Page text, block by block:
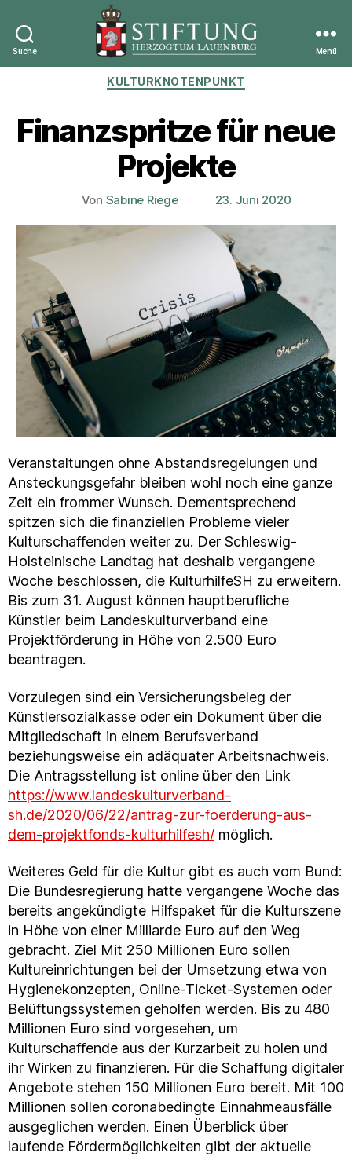
Suche
Stiftung
Herzogtum
Menü
Kategorien
KULTURKNOTENPUNKT
Finanzspritze für neue
Projekte
Beitragsautor
Von Sabine Riege Veröffentlichungsdatum
23. Juni 2020
Veranstaltungen ohne Abstandsregelungen und
Ansteckungsgefahr bleiben wohl noch eine ganze
Zeit ein frommer Wunsch. Dementsprechend
spitzen sich die finanziellen Probleme vieler
Kulturschaffenden weiter zu. Der Schleswig-
Holsteinische Landtag hat deshalb vergangene
Woche beschlossen, die KulturhilfeSH zu erweitern.
Bis zum 31. August können hauptberufliche
Künstler beim Landeskulturverband eine
Projektförderung in Höhe von 2.500 Euro
beantragen.
Vorzulegen sind ein Versicherungsbeleg der
Künstlersozialkasse oder ein Dokument über die
Mitgliedschaft in einem Berufsverband
beziehungsweise ein adäquater Arbeitsnachweis.
Die Antragsstellung ist online über den Link
https://www.landeskulturverband-
sh.de/2020/06/22/antrag-zur-foerderung-aus-
dem-projektfonds-kulturhilfesh/ möglich.
Weiteres Geld für die Kultur gibt es auch vom Bund:
Die Bundesregierung hatte vergangene Woche das
bereits angekündigte Hilfspaket für die Kulturszene
in Höhe von einer Milliarde Euro auf den Weg
gebracht. Ziel Mit 250 Millionen Euro sollen
Kultureinrichtungen bei der Umsetzung etwa von
Hygienekonzepten, Online-Ticket-Systemen oder
Belüftungssystemen geholfen werden. Bis zu 480
Millionen Euro sind vorgesehen, um
Kulturschaffende aus der Kurzarbeit zu holen und
ihr Wirken zu finanzieren. Für die Schaffung digitaler
Angebote stehen 150 Millionen Euro bereit. Mit 100
Millionen sollen coronabedingte Einnahmeausfälle
ausgeglichen werden. Einen Überblick über
laufende Fördermöglichkeiten gibt der aktuelle